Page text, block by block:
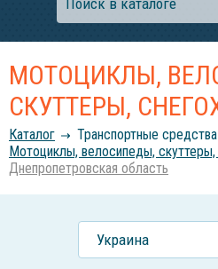
МОТОЦИКЛЫ,
СКУТТЕРЫ,
Каталог
Транспортные
Мотоциклы, велосипеды,
Днепропетровская область
Украина